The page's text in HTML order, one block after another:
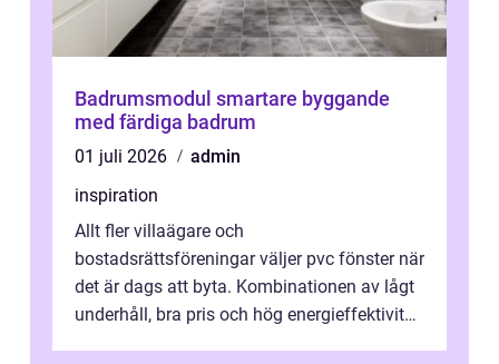
Badrumsmodul smartare byggande
med färdiga badrum
01 juli 2026
admin
inspiration
Allt fler villaägare och
bostadsrättsföreningar väljer pvc fönster när
det är dags att byta. Kombinationen av lågt
underhåll, bra pris och hög energieffektivitet